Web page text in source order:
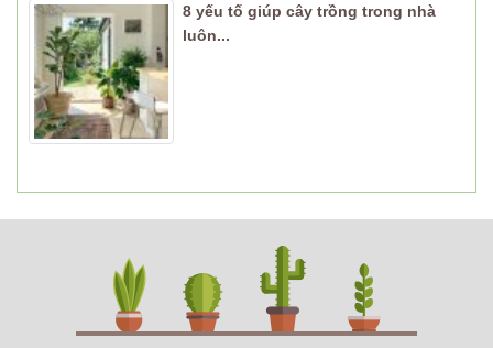
8 yếu tố giúp cây trồng trong nhà
luôn...